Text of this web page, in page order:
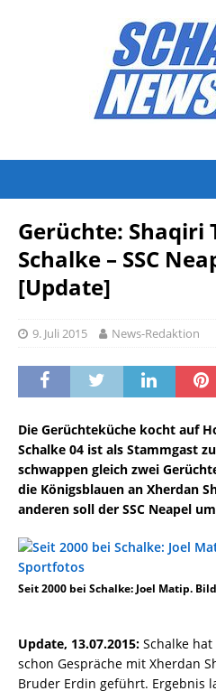
Gerüchte: Shaqiri
Schalke – SSC
[Update]
9. Juli 2015 News-Redaktion
Die Gerüchteküche kocht auf
Schalke 04 ist als Stammgast
schwappen gleich zwei
die Königsblauen an Xherdan
anderen soll der SSC Neapel
Seit 2000 bei Schalke: Joel Matip.
Update, 13.07.2015: Schalke
schon Gespräche mit Xherdan
Bruder Erdin geführt. Ergebnis